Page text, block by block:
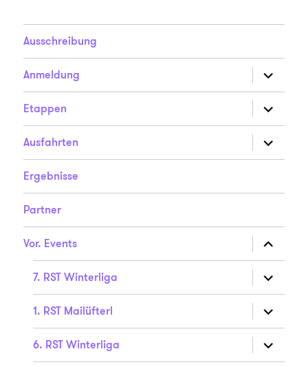
Ausschreibung
Anmeldung
anzeigen
Etappen
anzeigen
Ausfahrten
anzeigen
Ergebnisse
Partner
Vor. Events
anzeigen
7. RST Winterliga
anzeigen
1. RST Mailüfterl
anzeigen
6. RST Winterliga
anzeigen